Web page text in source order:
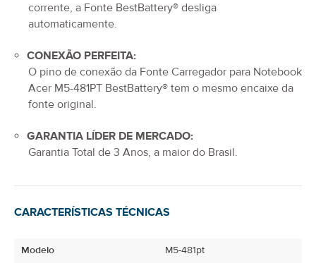
corrente, a Fonte BestBattery® desliga
automaticamente.
CONEXÃO PERFEITA:
O pino de conexão da Fonte Carregador para Notebook
Acer M5-481PT BestBattery® tem o mesmo encaixe da
fonte original.
GARANTIA LÍDER DE MERCADO:
Garantia Total de 3 Anos, a maior do Brasil.
CARACTERÍSTICAS TÉCNICAS
Modelo
M5-481pt